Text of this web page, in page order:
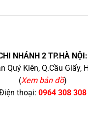
NHÁNH 2 TP.HÀ NỘI:
Quý Kiên, Q.Cầu Giấy,
(Xem bản đồ)
thoại: 0964 308 308